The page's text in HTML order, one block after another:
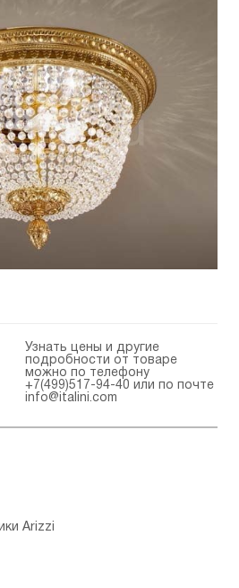
Узнать цены и другие
подробности от товаре
можно по телефону
+7(499)517-94-40 или по почте
info@italini.com
Arizzi